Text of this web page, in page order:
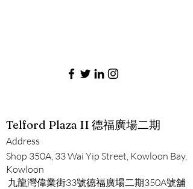
Telford Plaza II 德福廣場二期
Address
Shop 350A, 33 Wai Yip Street, Kowloon Bay,
Kowloon
九龍灣偉業街33號德福廣場二期350A號舖